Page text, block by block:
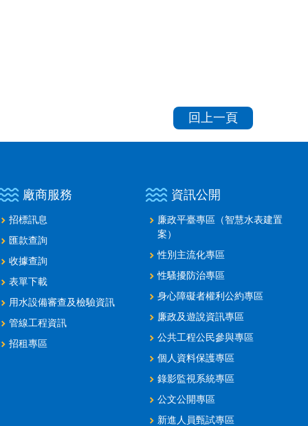
回上一頁
廠商服務
招標訊息
匯款查詢
收據查詢
表單下載
用水設備審查及檢驗資訊
管線工程資訊
招租專區
資訊公開
廉政平臺專區（智慧水表建置
案）
性別主流化專區
性騷擾防治專區
身心障礙者權利公約專區
廉政及遊說資訊專區
公共工程公民參與專區
個人資料保護專區
錄影監視系統專區
公文公開專區
新進人員甄試專區